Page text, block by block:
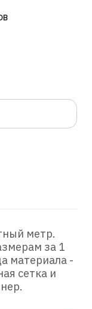
метр.
за 1
материала -
сетка и